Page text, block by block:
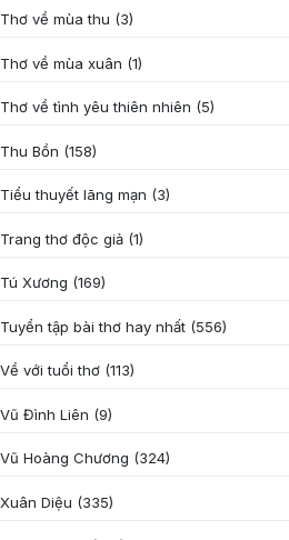
Thơ về mùa thu (3)
Thơ về mùa xuân (1)
Thơ về tình yêu thiên nhiên (5)
Thu Bồn (158)
Tiểu thuyết lãng mạn (3)
Trang thơ độc giả (1)
Tú Xương (169)
Tuyển tập bài thơ hay nhất (556)
Về với tuổi thơ (113)
Vũ Đình Liên (9)
Vũ Hoàng Chương (324)
Xuân Diệu (335)